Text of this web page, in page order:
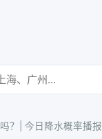
？| 今日降水概率播报